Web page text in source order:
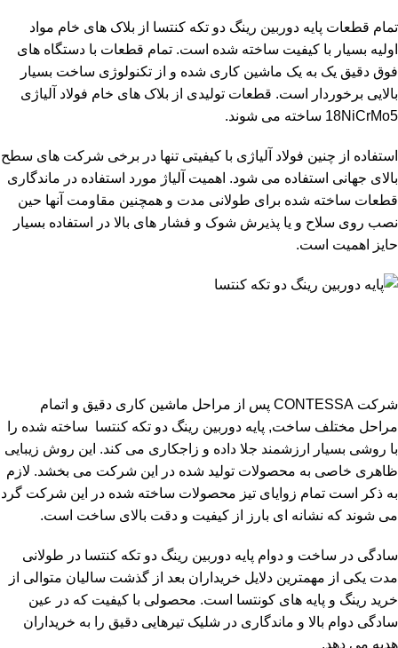
تمام قطعات پایه دوربین رینگ دو تکه کنتسا از بلاک های خام مواد
اولیه بسیار با کیفیت ساخته شده است. تمام قطعات با دستگاه های
فوق دقیق یک به یک ماشین کاری شده و از تکنولوژی ساخت بسیار
بالایی برخوردار است. قطعات تولیدی از بلاک های خام فولاد آلیاژی
18NiCrMo5 ساخته می شوند.
استفاده از چنین فولاد آلیاژی با کیفیتی تنها در برخی شرکت های سطح
بالای جهانی استفاده می شود. اهمیت آلیاژ مورد استفاده در ماندگاری
قطعات ساخته شده برای طولانی مدت و همچنین مقاومت آنها حین
نصب روی سلاح و یا پذیرش شوک و فشار های بالا در استفاده بسیار
حایز اهمیت است.
شرکت CONTESSA پس از مراحل ماشین کاری دقیق و اتمام
مراحل مختلف ساخت, پایه دوربین رینگ دو تکه کنتسا ساخته شده را
با روشی بسیار ارزشمند جلا داده و زاجکاری می کند. این روش زیبایی
ظاهری خاصی به محصولات تولید شده در این شرکت می بخشد. لازم
به ذکر است تمام زوایای تیز محصولات ساخته شده در این شرکت گرد
می شوند که نشانه ای بارز از کیفیت و دقت بالای ساخت است.
سادگی در ساخت و دوام پایه دوربین رینگ دو تکه کنتسا در طولانی
مدت یکی از مهمترین دلایل خریداران بعد از گذشت سالیان متوالی از
خرید رینگ و پایه های کونتسا است. محصولی با کیفیت که در عین
سادگی دوام بالا و ماندگاری در شلیک تیرهایی دقیق را به خریداران
هدیه می دهد.